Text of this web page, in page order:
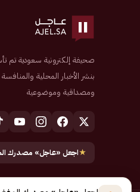
بنشر الأخبار المحلية
ومصداقية وموضوعية
★اجعل «عاجل» مصدرك